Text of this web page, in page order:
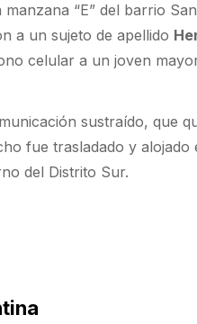
“E” del barrio
a un sujeto de apellido
celular a un joven
sustraído, que
fue trasladado y alojado
del Distrito Sur.